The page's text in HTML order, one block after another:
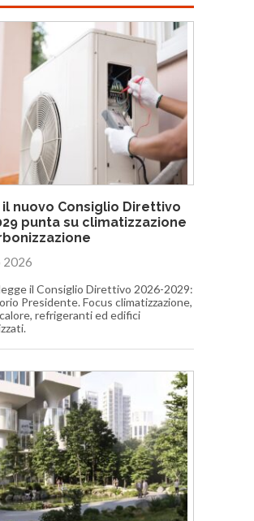
il nuovo Consiglio Direttivo
punta su climatizzazione
2026
il Consiglio Direttivo 2026-2029:
Presidente. Focus climatizzazione,
refrigeranti ed edifici